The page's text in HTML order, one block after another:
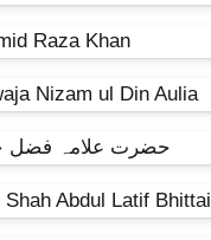
Raza Khan
Nizam ul Din Aulia
حضرت علامہ فضل
Abdul Latif Bhittai